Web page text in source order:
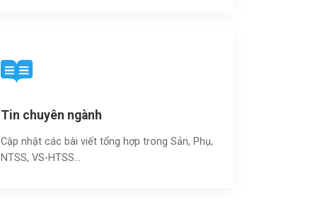
Tin chuyên ngành
Cập nhật các bài viết tổng hợp trong Sản, Phụ,
NTSS, VS-HTSS...